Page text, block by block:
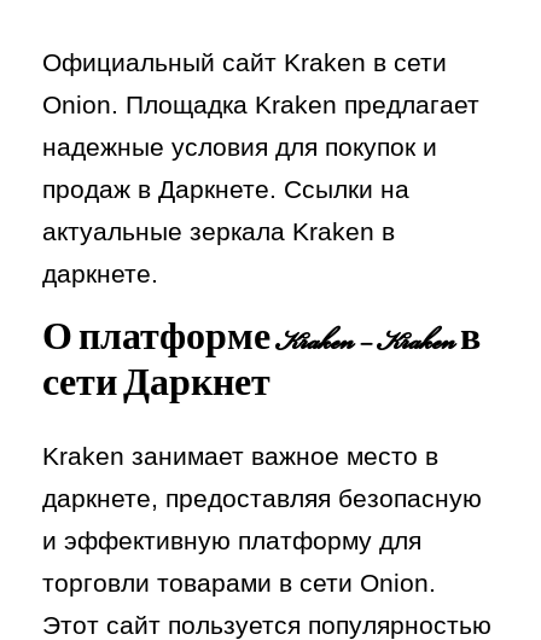
Официальный сайт Kraken в сети
Onion. Площадка Kraken предлагает
надежные условия для покупок и
продаж в Даркнете. Ссылки на
актуальные зеркала Kraken в
даркнете.
Оплатформе Kraken–Kraken в
сети Даркнет
Kraken занимает важное место в
даркнете, предоставляя безопасную
и эффективную платформу для
торговли товарами в сети Onion.
Этот сайт пользуется популярностью